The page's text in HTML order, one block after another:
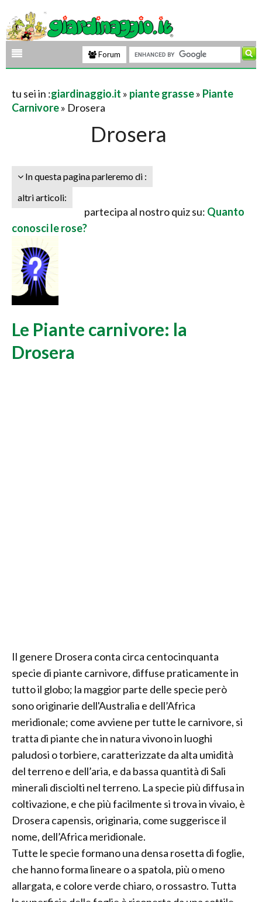
Forum
tu sei in :giardinaggio.it » piante grasse» Piante
Carnivore» Drosera
Drosera
In questa pagina parleremo di :
altri articoli:
partecipa al nostro quiz su: Quanto
conosci le rose?
Le Piante carnivore: la
Drosera
Il genere Drosera conta circa centocinquanta
specie di piante carnivore, diffuse praticamente in
tutto il globo; la maggior parte delle specie però
sono originarie dell'Australia e dell’Africa
meridionale; come avviene per tutte le carnivore, si
tratta di piante che in natura vivono in luoghi
paludosi o torbiere, caratterizzate da alta umidità
del terreno e dell’aria, e da bassa quantità di Sali
minerali disciolti nel terreno. La specie più diffusa in
coltivazione, e che più facilmente si trova in vivaio, è
Drosera capensis, originaria, come suggerisce il
nome, dell’Africa meridionale.
Tutte le specie formano una densa rosetta di foglie,
che hanno forma lineare o a spatola, più o meno
allargata, e colore verde chiaro, o rossastro. Tutta